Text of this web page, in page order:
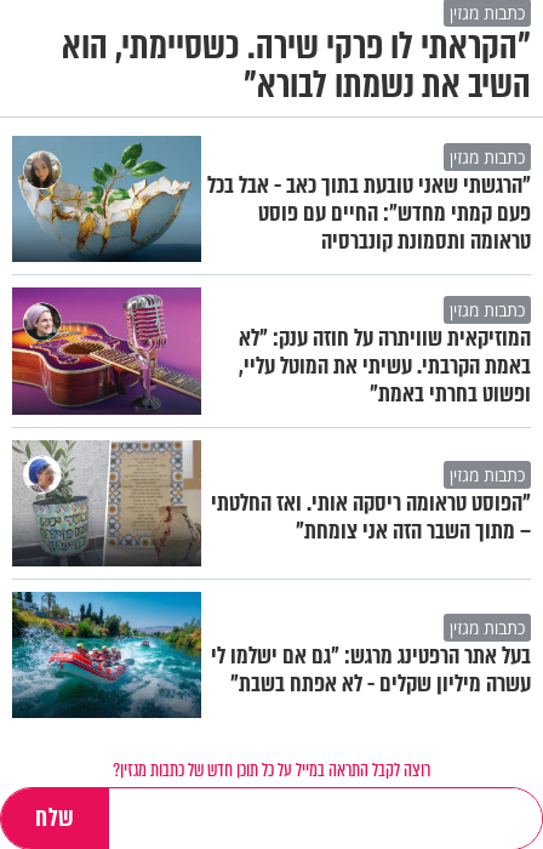
כתבות מגזין
"הקראתי לו פרקי שירה. כשסיימתי, הוא
השיב את נשמתו לבורא"
כתבות מגזין
"הרגשתי שאני טובעת בתוך כאב - אבל בכל
פעם קמתי מחדש": החיים עם פוסט
טראומה ותסמונת קונברסיה
כתבות מגזין
המוזיקאית שוויתרה על חוזה ענק: "לא
באמת הקרבתי. עשיתי את המוטל עליי,
ופשוט בחרתי באמת"
כתבות מגזין
"הפוסט טראומה ריסקה אותי. ואז החלטתי
– מתוך השבר הזה אני צומחת"
כתבות מגזין
בעל אתר הרפטינג מרגש: "גם אם ישלמו לי
עשרה מיליון שקלים - לא אפתח בשבת"
רוצה לקבל התראה במייל על כל תוכן חדש של כתבות מגזין?